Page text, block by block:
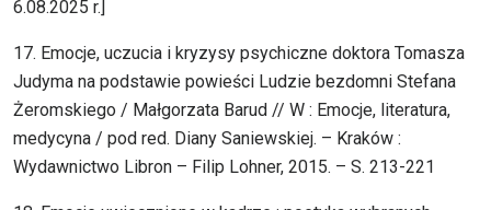
6.08.2025 r.]
17. Emocje, uczucia i kryzysy psychiczne doktora Tomasza
Judyma na podstawie powieści Ludzie bezdomni Stefana
Żeromskiego / Małgorzata Barud // W : Emocje, literatura,
medycyna / pod red. Diany Saniewskiej. – Kraków :
Wydawnictwo Libron – Filip Lohner, 2015. – S. 213-221